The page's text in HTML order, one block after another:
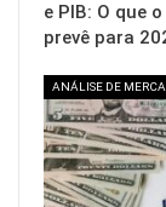
e PIB: O que
prevê para
ANÁLISE DE